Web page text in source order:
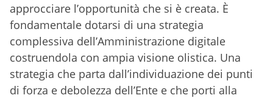
approcciare l’opportunità che si è creata. È
fondamentale dotarsi di una strategia
complessiva dell’Amministrazione digitale
costruendola con ampia visione olistica. Una
strategia che parta dall’individuazione dei punti
di forza e debolezza dell’Ente e che porti alla